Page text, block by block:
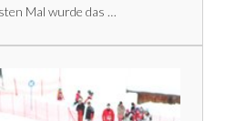
Mal wurde das …